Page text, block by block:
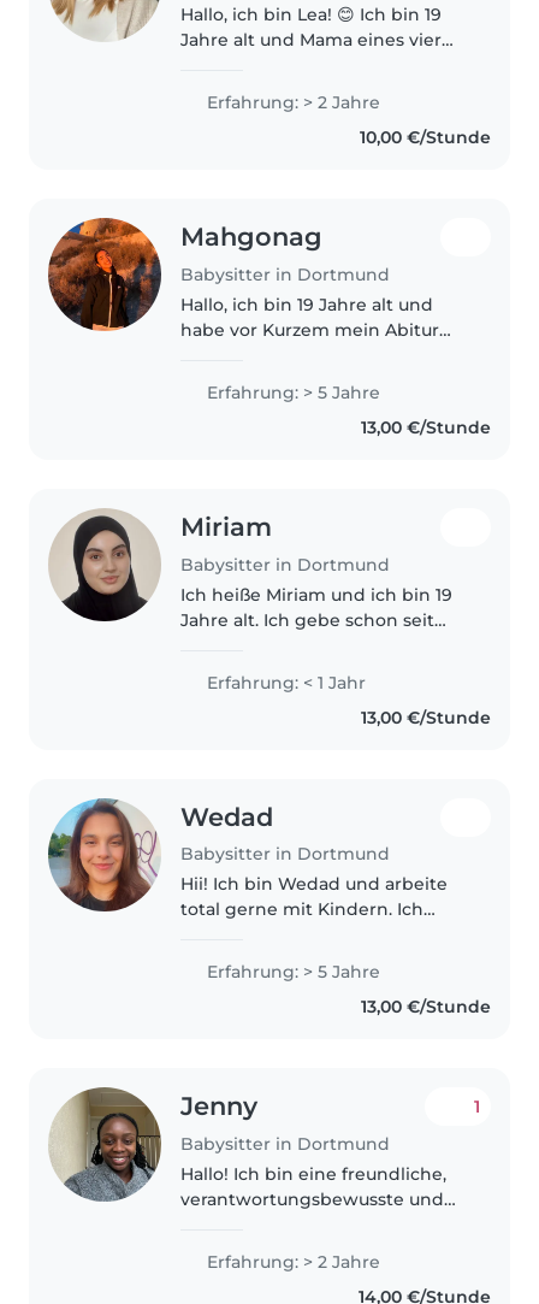
Hallo, ich bin Lea! 😊 Ich bin 19
Jahre alt und Mama eines vier
haben schon immer einen
großen Platz in meinem Leben.
Seit 2019 habe ich regelmäßig
Erfahrung: > 2 Jahre
10,00 €/Stunde
Mahgonag
Babysitter in Dortmund
Hallo, ich bin 19 Jahre alt und
habe vor Kurzem mein Abitur
fünfjährige kleine Schwester
habe ich bereits viel Erfahrung
im Umgang mit Kindern
Erfahrung: > 5 Jahre
13,00 €/Stunde
Miriam
Babysitter in Dortmund
Ich heiße Miriam und ich bin 19
Jahre alt. Ich gebe schon seit
Mein Job bereitet mir sehr viel
Freude, weshalb ich gerne mit..
Erfahrung: < 1 Jahr
13,00 €/Stunde
Wedad
Babysitter in Dortmund
Hii! Ich bin Wedad und arbeite
total gerne mit Kindern. Ich
angefangen und bin dann auf
verwandte und Nachbarn
gewechselt und es macht mir
Erfahrung: > 5 Jahre
13,00 €/Stunde
Jenny
Babysitter in Dortmund
1
Hallo! Ich bin eine freundliche,
verantwortungsbewusste und
verbringe gerne Zeit mit
Kindern, spiele mit ihnen, lese
Erfahrung: > 2 Jahre
14,00 €/Stunde